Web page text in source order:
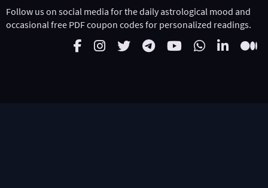
Follow us on social media for the daily astrological mood and
occasional free PDF coupon codes for personalized readings.